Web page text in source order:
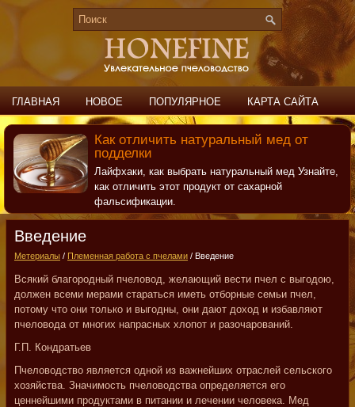
ГЛАВНАЯ НОВОЕ ПОПУЛЯРНОЕ КАРТА САЙТА
ПОИСК КОНТАКТЫ
Как отличить натуральный мед от
подделки
Лайфхаки, как выбрать натуральный мед Узнайте,
как отличить этот продукт от сахарной
фальсификации.
Введение
Метериалы / Племенная работа с пчелами / Введение
Всякий благородный пчеловод, желающий вести пчел с выгодою,
должен всеми мерами стараться иметь отборные семьи пчел,
потому что они только и выгодны, они дают доход и избавляют
пчеловода от многих напрасных хлопот и разочарований.
Г.П. Кондратьев
Пчеловодство является одной из важнейших отраслей сельского
хозяйства. Значимость пчеловодства определяется его
ценнейшими продуктами в питании и лечении человека. Мед